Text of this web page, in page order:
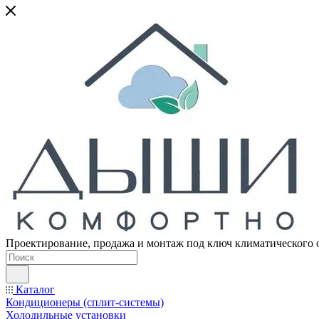
Проектирование, продажа и монтаж под ключ климатического
Каталог
Кондиционеры (сплит-системы)
Холодильные установки